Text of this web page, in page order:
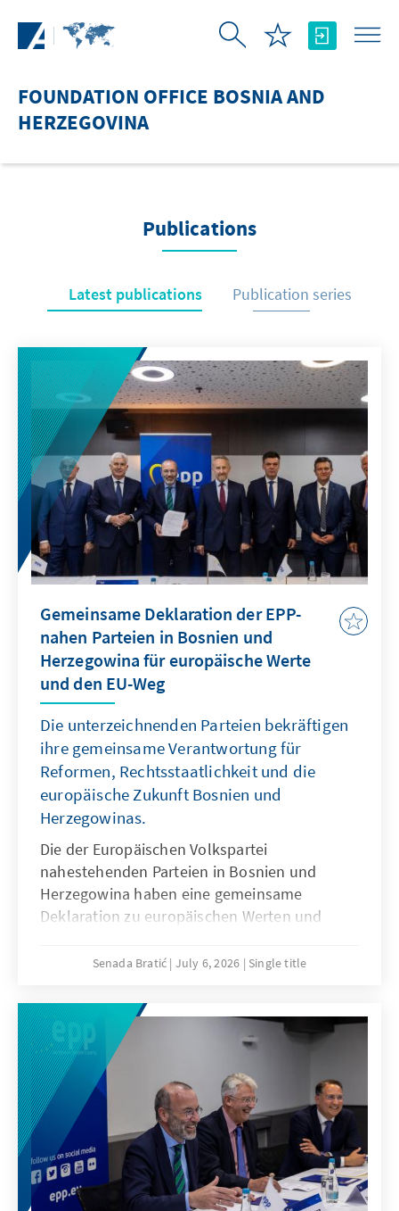
FOUNDATION OFFICE BOSNIA AND
HERZEGOVINA
Publications
Latest publications Publication series
Gemeinsame Deklaration der EPP-
nahen Parteien in Bosnien und
Herzegowina für europäische Werte
und den EU-Weg
Die unterzeichnenden Parteien bekräftigen
ihre gemeinsame Verantwortung für
Reformen, Rechtsstaatlichkeit und die
europäische Zukunft Bosnien und
Herzegowinas.
Die der Europäischen Volkspartei
nahestehenden Parteien in Bosnien und
Herzegowina haben eine gemeinsame
Deklaration zu europäischen Werten und
und Rechtsstaatlichkeit unterzeichnet. Die
Deklaration begannen bereits im Juni 2025 im
Büro der Konrad-Adenauer-Stiftung in
Sarajevo.
Senada Bratić July 6, 2026 Single title